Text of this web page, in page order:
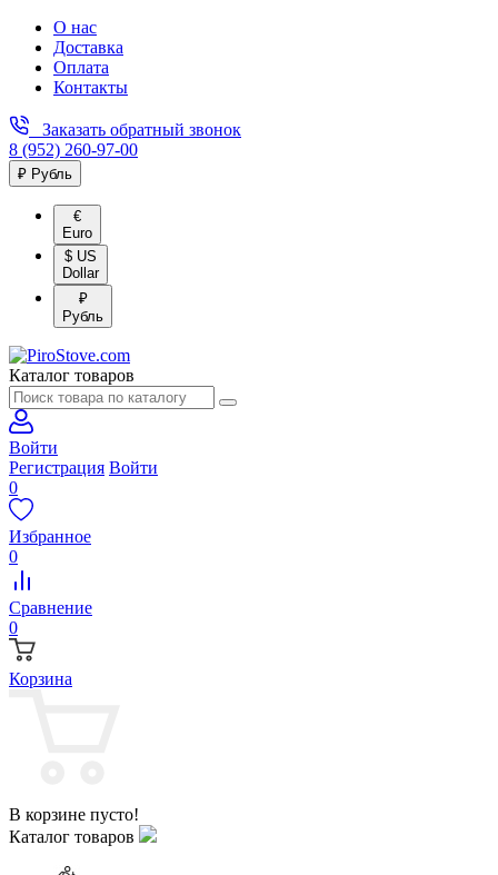
О нас
Доставка
Оплата
Контакты
Заказать обратный звонок
8 (952) 260-97-00
₽ Рубль
€
Euro
$ US
Dollar
₽
Рубль
Каталог товаров
Войти
Регистрация Войти
0
Избранное
0
Сравнение
0
Корзина
В корзине пусто!
Каталог товаров